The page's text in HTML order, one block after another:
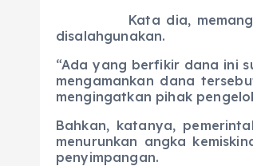
Kata dia, memang Ada
disalahgunakan.
“Ada yang berfikir dana ini
mengamankan dana
mengingatkan pihak
Bahkan, katanya,
menurunkan angka
penyimpangan.